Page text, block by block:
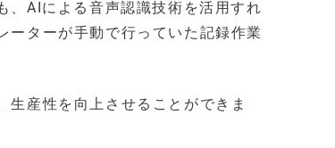
、AIによる音声認識技術を活用すれ
ーターが手動で行っていた記録作業
産性を向上させることができま